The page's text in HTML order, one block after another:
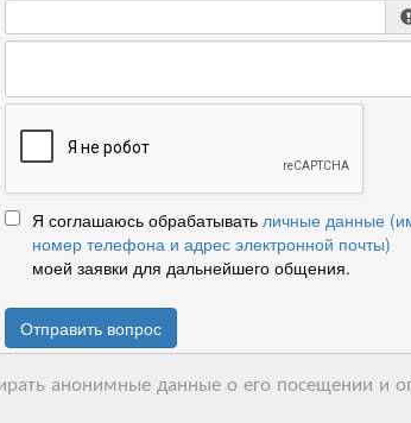
анонимные данные о его посещении и
Я соглашаюсь обрабатывать личные данные
номер телефона и адрес электронной почты)
моей заявки для дальнейшего общения.
Отправить вопрос